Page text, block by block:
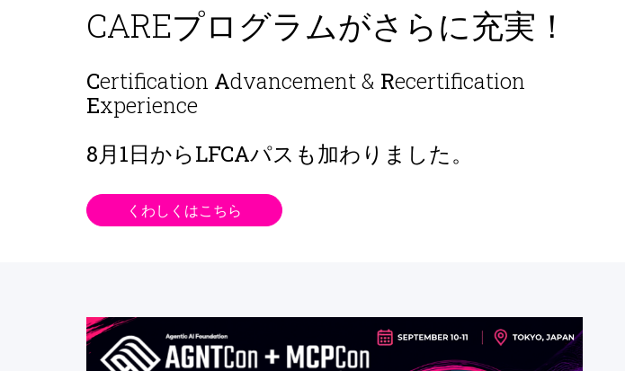
CAREプログラムがさらに充実！
Certification Advancement & Recertification
Experience
8月1日からLFCAパスも加わりました。
くわしくはこちら